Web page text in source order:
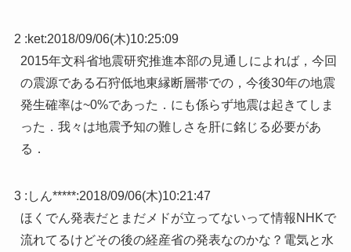
2 :ket:2018/09/06(木)10:25:09
2015年文科省地震研究推進本部の見通しによれば，今回
の震源である石狩低地東縁断層帯での，今後30年の地震
発生確率は~0%であった．にも係らず地震は起きてしま
った．我々は地震予知の難しさを肝に銘じる必要があ
る．
3 : しん*****:2018/09/06(木)10:21:47
ほくでん発表だとまだメドが立ってないって情報NHKで
流れてるけどその後の経産省の発表なのかな？電気と水